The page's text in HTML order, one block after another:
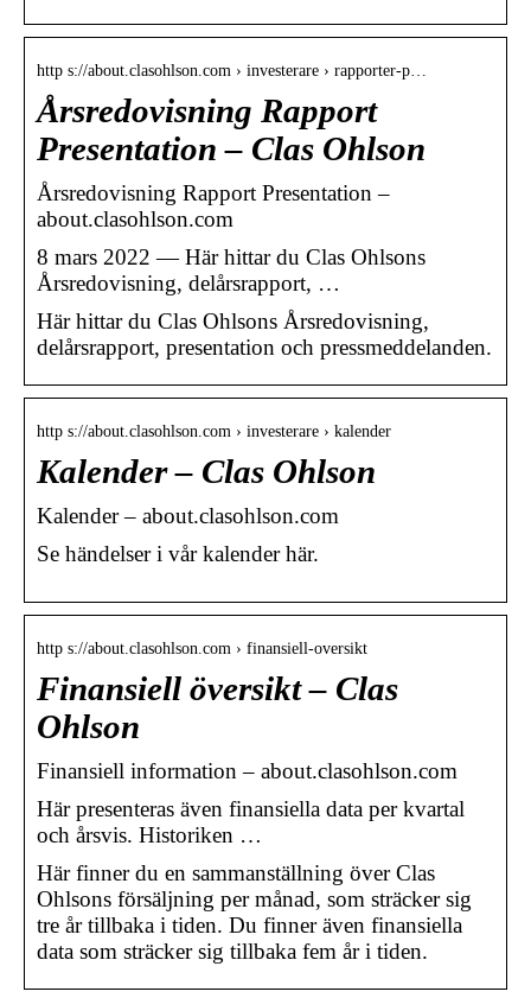
http s://about.clasohlson.com › investerare › rapporter-p…
Årsredovisning Rapport
Presentation – Clas Ohlson
Årsredovisning Rapport Presentation –
about.clasohlson.com
8 mars 2022 — Här hittar du Clas Ohlsons
Årsredovisning, delårsrapport, …
Här hittar du Clas Ohlsons Årsredovisning,
delårsrapport, presentation och pressmeddelanden.
http s://about.clasohlson.com › investerare › kalender
Kalender – Clas Ohlson
Kalender – about.clasohlson.com
Se händelser i vår kalender här.
http s://about.clasohlson.com › finansiell-oversikt
Finansiell översikt – Clas
Ohlson
Finansiell information – about.clasohlson.com
Här presenteras även finansiella data per kvartal
och årsvis. Historiken …
Här finner du en sammanställning över Clas
Ohlsons försäljning per månad, som sträcker sig
tre år tillbaka i tiden. Du finner även finansiella
data som sträcker sig tillbaka fem år i tiden.